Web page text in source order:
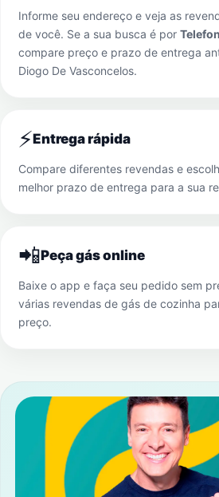
Informe seu endereço e veja as
de você. Se a sua busca é por
compare preço e prazo de entrega
Diogo De Vasconcelos.
⚡Entrega rápida
Compare diferentes revendas e
melhor prazo de entrega para a sua
📲Peça gás online
Baixe o app e faça seu pedido sem
várias revendas de gás de cozinha
preço.